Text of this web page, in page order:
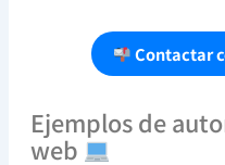
Contactar
Ejemplos de
web